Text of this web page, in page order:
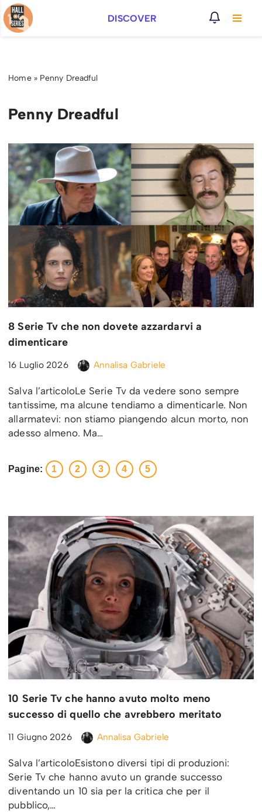
Vai
DISCOVER
Home» Penny Dreadful
Penny Dreadful
8 Serie Tv che non dovete azzardarvi a
dimenticare
16 Luglio 2026 Annalisa Gabriele
Salva l’articoloLe Serie Tv da vedere sono sempre
tantissime, ma alcune tendiamo a dimenticarle. Non
allarmatevi: non stiamo piangendo alcun morto, non
adesso almeno. Ma…
Pagine: 1 2 3 4 5
10 Serie Tv che hanno avuto molto meno
successo di quello che avrebbero meritato
11 Giugno 2026 Annalisa Gabriele
Salva l’articoloEsistono diversi tipi di produzioni:
Serie Tv che hanno avuto un grande successo
diventando un 10 sia per la critica che per il
pubblico,…